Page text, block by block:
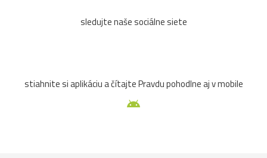
sledujte naše sociálne siete
stiahnite si aplikáciu a čítajte Pravdu pohodlne aj v mobile